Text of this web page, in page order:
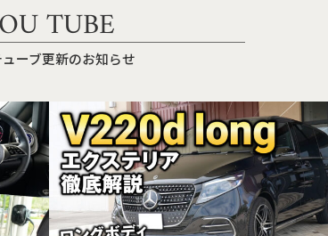
TUBE
ーブ更新のお知らせ